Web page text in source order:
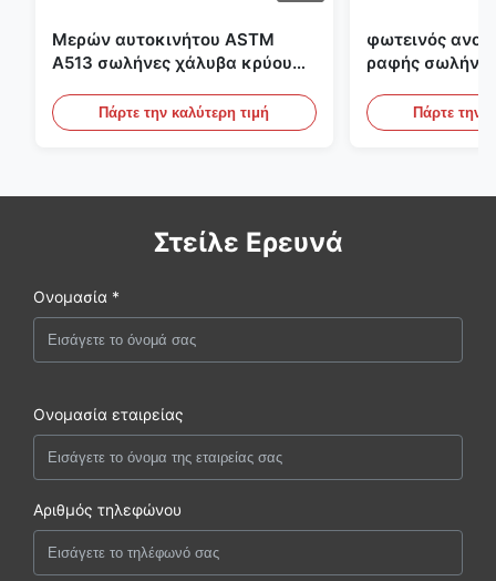
Μερών αυτοκινήτου ASTM
A513 σωλήνες χάλυβα κρύου
την παραγωγή DOM
Πάρτε την καλύτερη τιμή
φωτεινός
ραφής
υδραυλικά
Πάρτε την
Στείλε Ερευνά
Ονομασία *
Ονομασία εταιρείας
Αριθμός τηλεφώνου